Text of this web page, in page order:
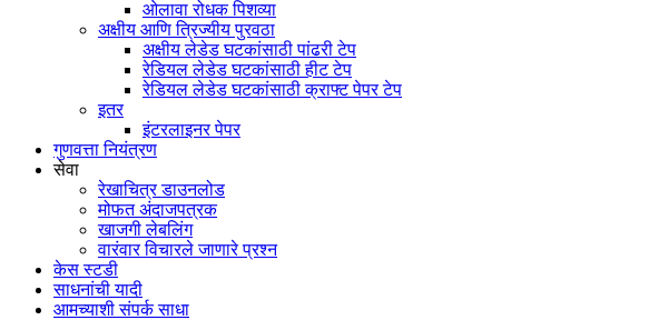
ओलावा रोधक पिशव्या
अक्षीय आणि त्रिज्यीय पुरवठा
अक्षीय लेडेड घटकांसाठी पांढरी टेप
रेडियल लेडेड घटकांसाठी हीट टेप
रेडियल लेडेड घटकांसाठी क्राफ्ट पेपर टेप
इतर
इंटरलाइनर पेपर
गुणवत्ता नियंत्रण
सेवा
रेखाचित्र डाउनलोड
मोफत अंदाजपत्रक
खाजगी लेबलिंग
वारंवार विचारले जाणारे प्रश्न
केस स्टडी
साधनांची यादी
आमच्याशी संपर्क साधा